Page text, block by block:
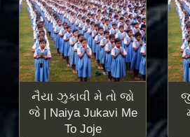
નૈયા ઝુકાવી મે તો જો
જે | Naiya Jukavi Me
To Joje